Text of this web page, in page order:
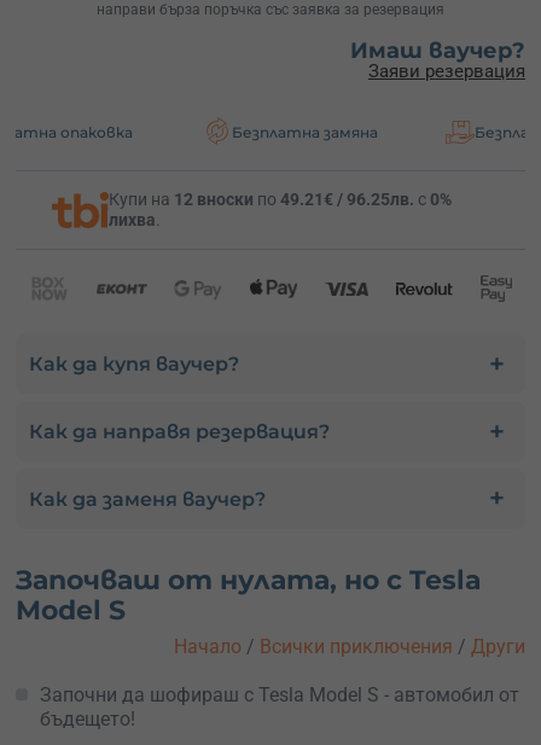
направи бърза поръчка със заявка за резервация
Имаш ваучер?
Заяви резервация
Безплатна замяна Безплатна
Купи на 12 вноски по 49.21€ / 96.25лв. с 0%
лихва.
Как да купя ваучер?
Как да направя резервация?
Как да заменя ваучер?
Започваш от нулата, но с Tesla
Model S
Начало / Всички приключения / Други
Започни да шофираш с Tesla Model S - автомобил от
бъдещето!